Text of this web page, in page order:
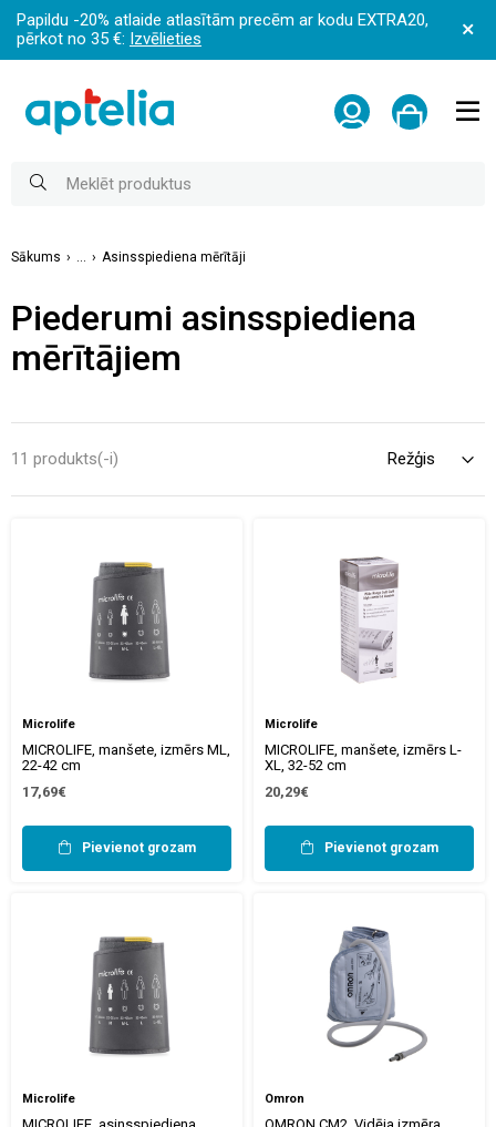
Papildu -20% atlaide atlasītām precēm ar kodu EXTRA20,
pērkot no 35 €: Izvēlieties
Sākums Asinsspiediena mērītāji
Piederumi asinsspiediena
mērītājiem
11 produkts(-i)
Microlife
MICROLIFE, manšete, izmērs ML,
22-42 cm
17,69€
Pievienot grozam
Microlife
MICROLIFE, manšete, izmērs L-
XL, 32-52 cm
20,29€
Pievienot grozam
Microlife Omron